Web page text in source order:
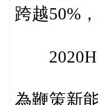
跨越50%
2020H1
為鞭策新